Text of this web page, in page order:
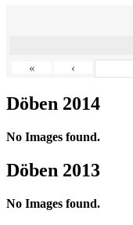
« ‹
Döben 2014
No Images found.
Döben 2013
No Images found.